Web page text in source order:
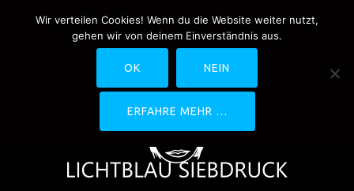
0170-4800361
drucken@lichtblau-
siebdruck.de
Schwedlerstraße 1 - 5 60314
Wir verteilen Cookies! Wenn du die Website weiter nutzt,
gehen wir von deinem Einverständnis aus.
OK NEIN
ERFAHRE MEHR …